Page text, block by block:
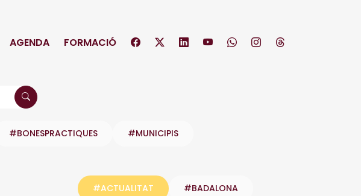
AGENDA FORMACIÓ
#BONESPRACTIQUES #MUNICIPIS
#ACTUALITAT #BADALONA